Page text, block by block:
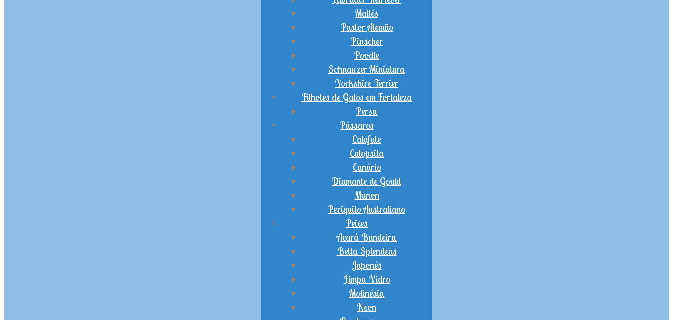
Maltês
Pastor Alemão
Pinscher
Poodle
Schnauzer Miniatura
Yorkshire Terrier
Filhotes de Gatos em Fortaleza
Persa
Pássaros
Calafate
Calopsita
Canário
Diamante de Gould
Manon
Periquito Australiano
Peixes
Acará Bandeira
Betta Splendens
Japonês
Limpa-Vidro
Molinésia
Neon